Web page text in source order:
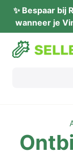
✨ Bes­paar bij
wan­neer je